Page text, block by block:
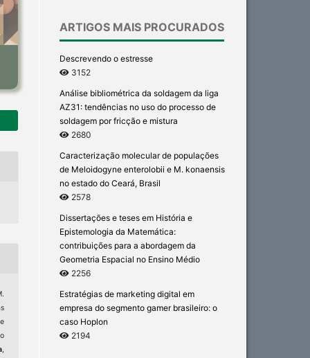
,
ARTIGOS MAIS PROCURADOS
Descrevendo o estresse
3152
Análise bibliométrica da soldagem da liga
AZ31: tendências no uso do processo de
soldagem por fricção e mistura
2680
Caracterização molecular de populações
de Meloidogyne enterolobii e M. konaensis
no estado do Ceará, Brasil
2578
Dissertações e teses em História e
Epistemologia da Matemática:
contribuições para a abordagem da
Geometria Espacial no Ensino Médio
2256
Estratégias de marketing digital em
empresa do segmento gamer brasileiro: o
caso Hoplon
2194